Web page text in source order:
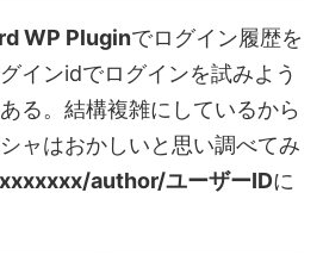
WP Pluginでログイン履歴を
インidでログインを試みよう
る。結構複雑にしているから
ャはおかしいと思い調べてみ
author/ユーザーIDに